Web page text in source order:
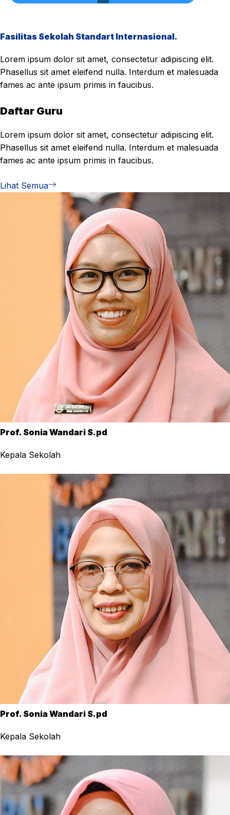
Fasilitas Sekolah Standart Internasional.
Lorem ipsum dolor sit amet, consectetur adipiscing elit.
Phasellus sit amet eleifend nulla. Interdum et malesuada
fames ac ante ipsum primis in faucibus.
Daftar Guru
Lorem ipsum dolor sit amet, consectetur adipiscing elit.
Phasellus sit amet eleifend nulla. Interdum et malesuada
fames ac ante ipsum primis in faucibus.
Lihat Semua
Prof. Sonia Wandari S.pd
Kepala Sekolah
Prof. Sonia Wandari S.pd
Kepala Sekolah